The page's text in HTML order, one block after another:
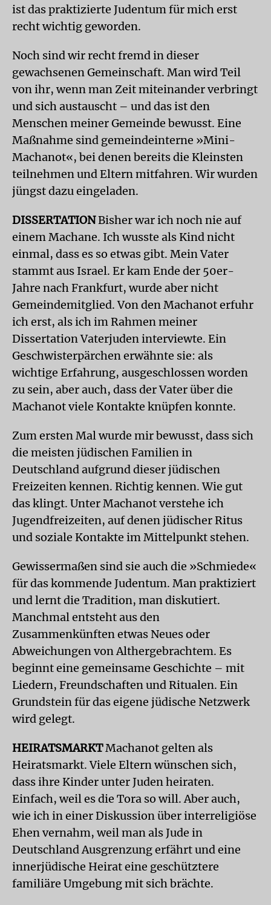
ist das praktizierte Judentum für mich erst
recht wichtig geworden.
Noch sind wir recht fremd in dieser
gewachsenen Gemeinschaft. Man wird Teil
von ihr, wenn man Zeit miteinander verbringt
und sich austauscht – und das ist den
Menschen meiner Gemeinde bewusst. Eine
Maßnahme sind gemeindeinterne »Mini-
Machanot«, bei denen bereits die Kleinsten
teilnehmen und Eltern mitfahren. Wir wurden
jüngst dazu eingeladen.
DISSERTATIONBisher war ich noch nie auf
einem Machane. Ich wusste als Kind nicht
einmal, dass es so etwas gibt. Mein Vater
stammt aus Israel. Er kam Ende der 50er-
Jahre nach Frankfurt, wurde aber nicht
Gemeindemitglied. Von den Machanot erfuhr
ich erst, als ich im Rahmen meiner
Dissertation Vaterjuden interviewte. Ein
Geschwisterpärchen erwähnte sie: als
wichtige Erfahrung, ausgeschlossen worden
zu sein, aber auch, dass der Vater über die
Machanot viele Kontakte knüpfen konnte.
Zum ersten Mal wurde mir bewusst, dass sich
die meisten jüdischen Familien in
Deutschland aufgrund dieser jüdischen
Freizeiten kennen. Richtig kennen. Wie gut
das klingt. Unter Machanot verstehe ich
Jugendfreizeiten, auf denen jüdischer Ritus
und soziale Kontakte im Mittelpunkt stehen.
Gewissermaßen sind sie auch die »Schmiede«
für das kommende Judentum. Man praktiziert
und lernt die Tradition, man diskutiert.
Manchmal entsteht aus den
Zusammenkünften etwas Neues oder
Abweichungen von Althergebrachtem. Es
beginnt eine gemeinsame Geschichte – mit
Liedern, Freundschaften und Ritualen. Ein
Grundstein für das eigene jüdische Netzwerk
wird gelegt.
HEIRATSMARKTMachanot gelten als
Heiratsmarkt. Viele Eltern wünschen sich,
dass ihre Kinder unter Juden heiraten.
Einfach, weil es die Tora so will. Aber auch,
wie ich in einer Diskussion über interreligiöse
Ehen vernahm, weil man als Jude in
Deutschland Ausgrenzung erfährt und eine
innerjüdische Heirat eine geschütztere
familiäre Umgebung mit sich brächte.